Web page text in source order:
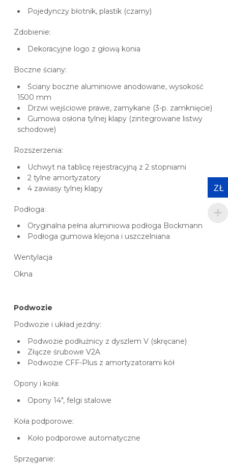
Pojedynczy błotnik, plastik (czarny)
Zdobienie:
Dekoracyjne logo z głową konia
Boczne ściany:
Ściany boczne aluminiowe anodowane, wysokość
1500 mm
Drzwi wejściowe prawe, zamykane (3-p. zamknięcie)
Gumowa osłona tylnej klapy (zintegrowane listwy
schodowe)
Rozszerzenia:
Uchwyt na tablicę rejestracyjną z 2 stopniami
2 tylne amortyzatory
4 zawiasy tylnej klapy
Podłoga:
Oryginalna pełna aluminiowa podłoga Bockmann
Podłoga gumowa klejona i uszczelniana
Wentylacja
Okna
Podwozie
Podwozie i układ jezdny:
Podwozie podłużnicy z dyszlem V (skręcane)
Złącze śrubowe V2A
Podwozie CFF-Plus z amortyzatorami kół
Opony i koła:
Opony 14″, felgi stalowe
Koła podporowe:
Koło podporowe automatyczne
Sprzęganie:
ZŁ